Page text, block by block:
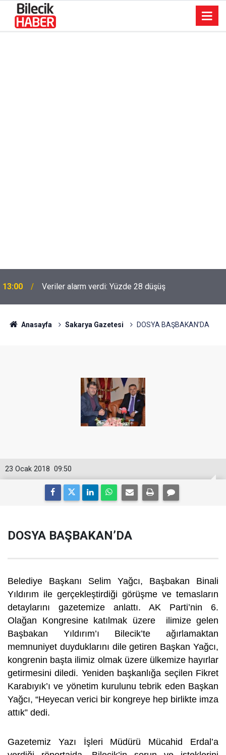
13:00 Veriler alarm verdi: Yüzde 28 düşüş
Anasayfa Sakarya Gazetesi DOSYA BAŞBAKAN’DA
09:50
23 Ocak 2018
DOSYA BAŞBAKAN’DA
Belediye Başkanı Selim Yağcı, Başbakan Binali
Yıldırım ile gerçekleştirdiği görüşme ve temasların
detaylarını gazetemize anlattı. AK Parti’nin 6.
Olağan Kongresine katılmak üzere ilimize gelen
Başbakan Yıldırım’ı Bilecik’te ağırlamaktan
memnuniyet duyduklarını dile getiren Başkan Yağcı,
kongrenin başta ilimiz olmak üzere ülkemize hayırlar
getirmesini diledi. Yeniden başkanlığa seçilen Fikret
Karabıyık’ı ve yönetim kurulunu tebrik eden Başkan
Yağcı, “Heyecan verici bir kongreye hep birlikte imza
attık” dedi.
Gazetemiz Yazı İşleri Müdürü Mücahid Erdal’a